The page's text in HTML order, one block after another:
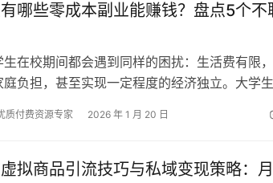
哪些零成本副业能赚钱？盘点5个
生在校期间都会遇到同样的困扰：生活费有限
庭负担，甚至实现一定程度的经济独立。大学
质付费资源专家 2026 年 1 月 20 日
拟商品引流技巧与私域变现策略：